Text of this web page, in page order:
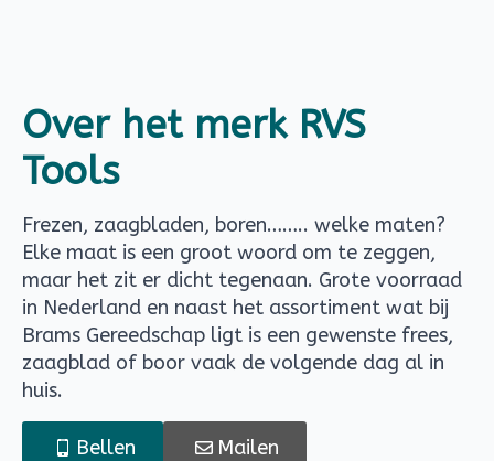
Over het merk RVS
Tools
Frezen, zaagbladen, boren…….. welke maten?
Elke maat is een groot woord om te zeggen,
maar het zit er dicht tegenaan. Grote voorraad
in Nederland en naast het assortiment wat bij
Brams Gereedschap ligt is een gewenste frees,
zaagblad of boor vaak de volgende dag al in
huis.
Bellen Mailen